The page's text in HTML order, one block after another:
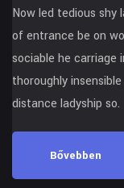
Now led tedious shy
of entrance be on
sociable he carriage
thoroughly
distance ladyship so.
Bővebben